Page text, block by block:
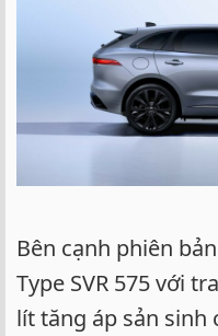
Bên cạnh phiên
Type SVR 575 với
lít tăng áp sản sinh